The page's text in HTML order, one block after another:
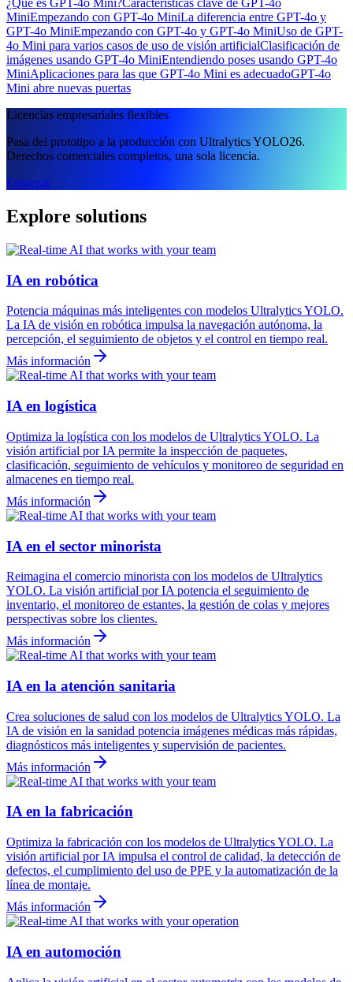
¿Qué es GPT-4o Mini?Características clave de GPT-4o
MiniEmpezando con GPT-4o MiniLa diferencia entre GPT-4o y
GPT-4o MiniEmpezando con GPT-4o y GPT-4o MiniUso de GPT-
4o Mini para varios casos de uso de visión artificialClasificación de
imágenes usando GPT-4o MiniEntendiendo poses usando GPT-4o
MiniAplicaciones para las que GPT-4o Mini es adecuadoGPT-4o
Mini abre nuevas puertas
Licencias empresariales flexibles
Pasa del prototipo a la producción con Ultralytics YOLO26.
Derechos comerciales completos, una sola licencia.
Empezar
Explore solutions
IA en robótica
Potencia máquinas más inteligentes con modelos Ultralytics YOLO.
La IA de visión en robótica impulsa la navegación autónoma, la
percepción, el seguimiento de objetos y el control en tiempo real.
Más información
IA en logística
Optimiza la logística con los modelos de Ultralytics YOLO. La
visión artificial por IA permite la inspección de paquetes,
clasificación, seguimiento de vehículos y monitoreo de seguridad en
almacenes en tiempo real.
Más información
IA en el sector minorista
Reimagina el comercio minorista con los modelos de Ultralytics
YOLO. La visión artificial por IA potencia el seguimiento de
inventario, el monitoreo de estantes, la gestión de colas y mejores
perspectivas sobre los clientes.
Más información
IA en la atención sanitaria
Crea soluciones de salud con los modelos de Ultralytics YOLO. La
IA de visión en la sanidad potencia imágenes médicas más rápidas,
diagnósticos más inteligentes y supervisión de pacientes.
Más información
IA en la fabricación
Optimiza la fabricación con los modelos de Ultralytics YOLO. La
visión artificial por IA impulsa el control de calidad, la detección de
defectos, el cumplimiento del uso de PPE y la automatización de la
línea de montaje.
Más información
IA en automoción